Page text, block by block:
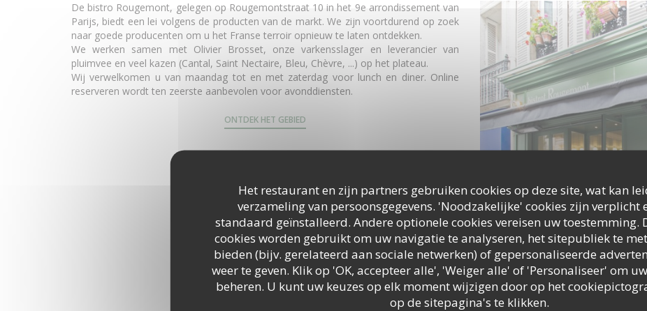
Het restaurant en zijn partners gebruiken cookies op deze site, wat kan
verzameling van persoonsgegevens. 'Noodzakelijke' cookies zijn verplicht
standaard geïnstalleerd. Andere optionele cookies vereisen uw toestemming.
cookies worden gebruikt om uw navigatie te analyseren, het sitepubliek te
bieden (bijv. gerelateerd aan sociale netwerken) of gepersonaliseerde
weer te geven. Klik op 'OK, accepteer alle', 'Weiger alle' of 'Personaliseer' om
beheren. U kunt uw keuzes op elk moment wijzigen door op het
op de sitepagina's te klikken.
De bistro Rougemont, gelegen op Rougemontstraat 10 in het 9e arrondissement van
Parijs, biedt een lei volgens de producten van de markt. We zijn voortdurend op zoek
naar goede producenten om u het Franse terroir opnieuw te laten ontdekken.
We werken samen met Olivier Brosset, onze varkensslager en leverancier van
pluimvee en veel kazen (Cantal, Saint Nectaire, Bleu, Chèvre, ...) op het plateau.
Wij verwelkomen u van maandag tot en met zaterdag voor lunch en diner. Online
reserveren wordt ten zeerste aanbevolen voor avonddiensten.
ONTDEK HET GEBIED